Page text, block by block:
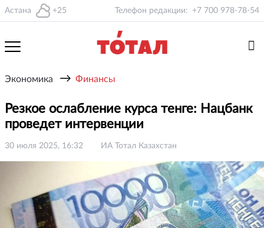
Астана +25 Телефон редакции: +7 700 978-78-54
Экономика → Финансы
Резкое ослабление курса тенге: Нацбанк
проведет интервенции
30 июля 2025, 16:32 ИА Тотал Казахстан